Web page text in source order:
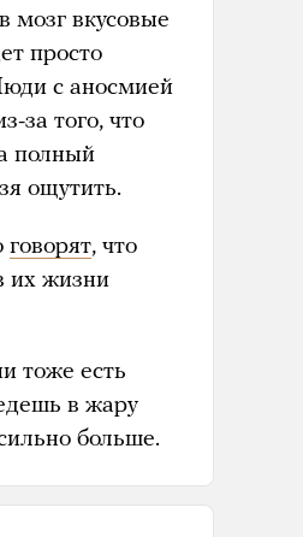
мозг вкусовые
просто
с аносмией
за того, что
полный
ощутить.
говорят, что
их жизни
тоже есть
в жару
больше.